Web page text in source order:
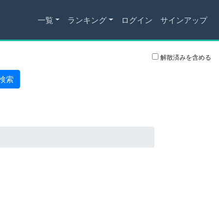
一覧 ランキング ログイン サインアップ
解散済みを含める
索